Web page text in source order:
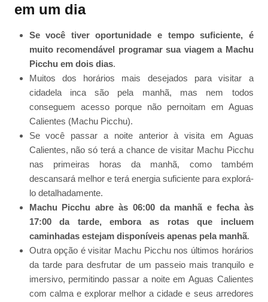
em um dia
Se você tiver oportunidade e tempo suficiente, é
muito recomendável programar sua viagem a Machu
Picchu em dois dias.
Muitos dos horários mais desejados para visitar a
cidadela inca são pela manhã, mas nem todos
conseguem acesso porque não pernoitam em Aguas
Calientes (Machu Picchu).
Se você passar a noite anterior à visita em Aguas
Calientes, não só terá a chance de visitar Machu Picchu
nas primeiras horas da manhã, como também
descansará melhor e terá energia suficiente para explorá-
lo detalhadamente.
Machu Picchu abre às 06:00 da manhã e fecha às
17:00 da tarde, embora as rotas que incluem
caminhadas estejam disponíveis apenas pela manhã.
Outra opção é visitar Machu Picchu nos últimos horários
da tarde para desfrutar de um passeio mais tranquilo e
imersivo, permitindo passar a noite em Aguas Calientes
com calma e explorar melhor a cidade e seus arredores